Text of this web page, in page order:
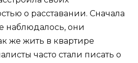
о расставании. Сначала
наблюдалось, они
же жить в квартире
часто стали писать о